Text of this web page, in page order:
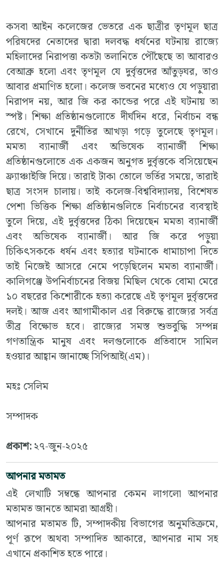
কসবা আইন কলেজের ভেতরে এক ছাত্রীর তৃণমূল ছাত্র
পরিষদের নেতাদের দ্বারা দলবদ্ধ ধর্ষনের ঘটনায় রাজ্যে
মহিলাদের নিরাপত্তা কতটা তলানিতে পৌঁছেছে তা আবারও
বেআব্রু হলো এবং তৃণমূল যে দুর্বৃত্তদের আঁতুড়ঘর, তাও
আবার প্রমাণিত হলো। কলেজ ভবনের মধ্যেও যে পড়ুয়ারা
নিরাপদ নয়, আর জি কর কান্ডের পরে এই ঘটনায় তা
স্পষ্ট। শিক্ষা প্রতিষ্ঠানগুলোতে দীর্ঘদিন ধরে, নির্বাচন বন্ধ
রেখে, সেখানে দুর্নীতির আখড়া গড়ে তুলেছে তৃণমূল।
মমতা ব্যানার্জী এবং অভিষেক ব্যানার্জী শিক্ষা
প্রতিষ্ঠানগুলোতে এক একজন অনুগত দুর্বৃত্তকে বসিয়েছেন
ফ্র্যাঞ্চাইজি দিয়ে। তারাই টাকা তোলে ভর্তির সময়ে, তারাই
ছাত্র সংসদ চালায়। তাই কলেজ-বিশ্ববিদ্যালয়, বিশেষত
পেশা ভিত্তিক শিক্ষা প্রতিষ্ঠানগুলিতে নির্বাচনের ব্যবস্থাই
তুলে দিয়ে, এই দুর্বৃত্তদের ঠিকা দিয়েছেন মমতা ব্যানার্জী
এবং অভিষেক ব্যানার্জী। আর জি করে পড়ুয়া
চিকিৎসককে ধর্ষন এবং হত্যার ঘটনাকে ধামাচাপা দিতে
তাই নিজেই আসরে নেমে পড়েছিলেন মমতা ব্যানার্জী।
কালিগঞ্জে উপনির্বাচনের বিজয় মিছিল থেকে বোমা মেরে
১০ বছরের কিশোরীকে হত্যা করেছে এই তৃণমূল দুর্বৃত্তদের
দলই। আজ এবং আগামীকাল এর বিরুদ্ধে রাজ্যের সর্বত্র
তীব্র বিক্ষোভ হবে। রাজ্যের সমস্ত শুভবুদ্ধি সম্পন্ন
গণতান্ত্রিক মানুষ এবং দলগুলোকে প্রতিবাদে সামিল
হওয়ার আহ্বান জানাচ্ছে সিপিআই(এম)।
মহঃ সেলিম
সম্পাদক
প্রকাশ:২৭-জুন-২০২৫
আপনার মতামত
এই লেখাটি সম্বন্ধে আপনার কেমন লাগলো আপনার
মতামত জানতে আমরা আগ্রহী।
আপনার মতামত টি, সম্পাদকীয় বিভাগের অনুমতিক্রমে,
পূর্ণ রূপে অথবা সম্পাদিত আকারে, আপনার নাম সহ
এখানে প্রকাশিত হতে পারে।